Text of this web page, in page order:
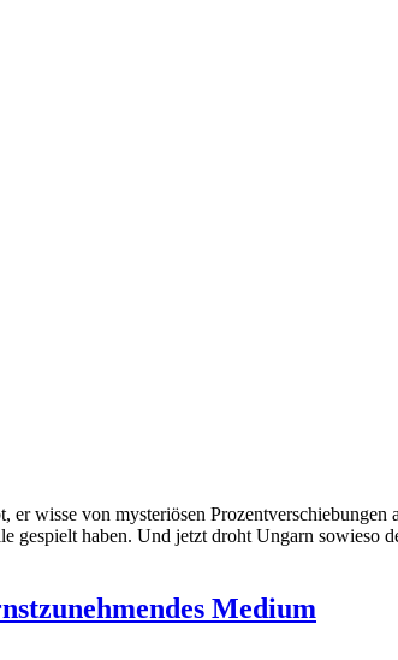
wisse von mysteriösen
gespielt haben. Und jetzt droht Ungarn sowieso
Medium